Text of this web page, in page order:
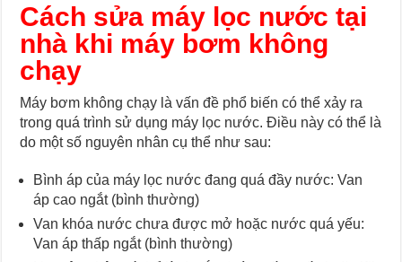
Cách sửa máy lọc nước tại
nhà khi máy bơm không
chạy
Máy bơm không chạy là vấn đề phổ biến có thể xảy ra
trong quá trình sử dụng máy lọc nước. Điều này có thể là
do một số nguyên nhân cụ thể như sau:
Bình áp của máy lọc nước đang quá đầy nước: Van
áp cao ngắt (bình thường)
Van khóa nước chưa được mở hoặc nước quá yếu:
Van áp thấp ngắt (bình thường)